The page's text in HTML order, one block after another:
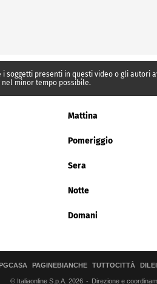
presenti in questi video o gli
minor tempo possibile.
Mattina
Pomeriggio
Sera
Notte
Domani
PGCASA PAGINEBIANCHE TUTTOCITTÀ DILEI
© Italiaonline S.p.A. 2026 Direzione e